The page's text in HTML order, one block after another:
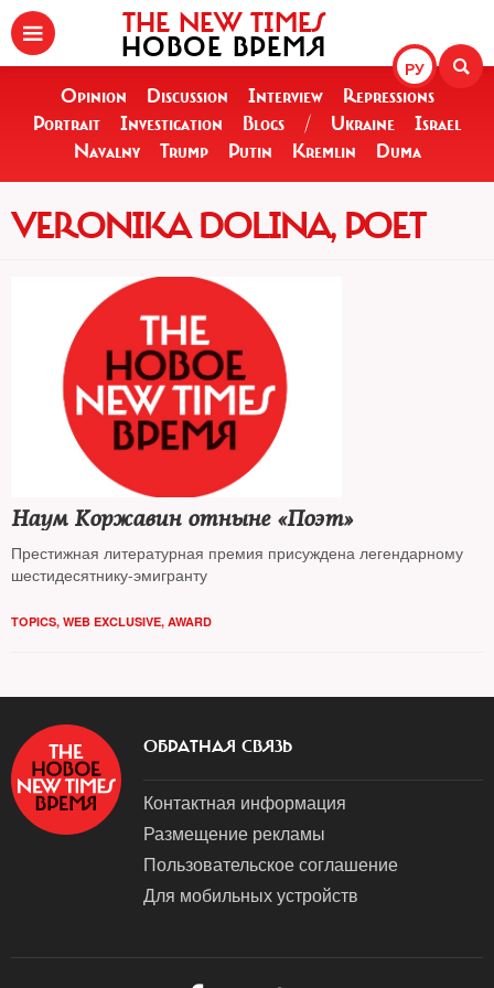
РУ
THE NEW TIMES
НОВОЕ ВРЕМЯ
Opinion Discussion Interview
Repressions
Portrait
Investigation Blogs / Ukraine
Israel
Navalny
Trump Putin Kremlin Duma
VERONIKA DOLINA, POET
Наум Коржавин отныне «Поэт»
Престижная литературная премия присуждена легендарному
шестидесятнику-эмигранту
TOPICS, WEB EXCLUSIVE, AWARD
ОБРАТНАЯ СВЯЗЬ
Контактная информация
Размещение рекламы
Пользовательское соглашение
Для мобильных устройств